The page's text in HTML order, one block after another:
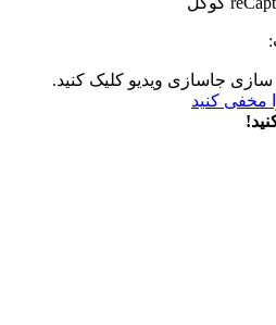
جاسازی ویدیو کلیک کنید.
مخفی کنید